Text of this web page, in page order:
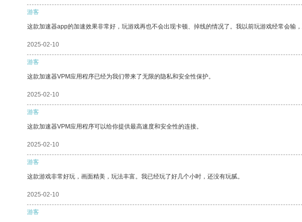
游客
这款加速器app的加速效果非常好，玩游戏再也不会出现卡顿、掉线的情况了。我以前玩游戏经常会输
2025-02-10
游客
这款加速器VPM应用程序已经为我们带来了无限的隐私和安全性保护。
2025-02-10
游客
这款加速器VPM应用程序可以给你提供最高速度和安全性的连接。
2025-02-10
游客
这款游戏非常好玩，画面精美，玩法丰富。我已经玩了好几个小时，还没有玩腻。
2025-02-10
游客